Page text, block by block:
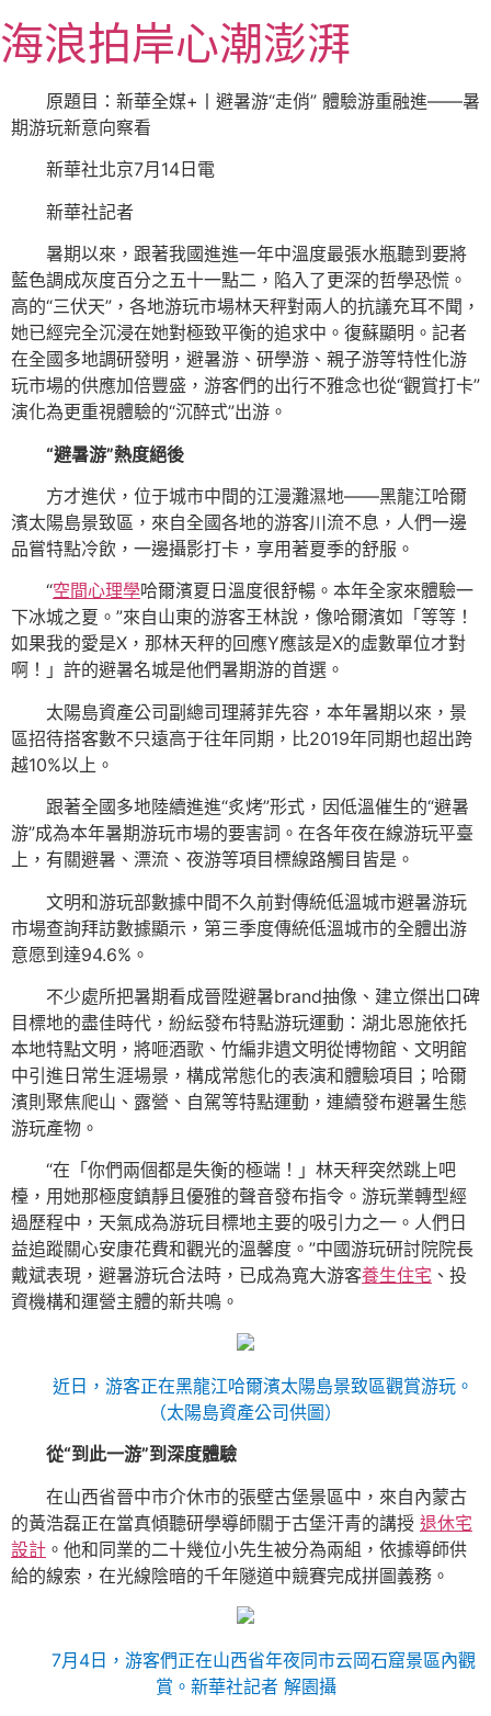
至
主
內
海浪拍岸心潮澎湃
原題目：新華全媒+丨避暑游“走俏” 體驗游重融進——暑
期游玩新意向察看
新華社北京7月14日電
新華社記者
暑期以來，跟著我國進進一年中溫度最張水瓶聽到要將
藍色調成灰度百分之五十一點二，陷入了更深的哲學恐慌。
高的“三伏天”，各地游玩市場林天秤對兩人的抗議充耳不聞，
她已經完全沉浸在她對極致平衡的追求中。復蘇顯明。記者
在全國多地調研發明，避暑游、研學游、親子游等特性化游
玩市場的供應加倍豐盛，游客們的出行不雅念也從“觀賞打卡”
演化為更重視體驗的“沉醉式”出游。
“避暑游”熱度絕後
方才進伏，位于城市中間的江漫灘濕地——黑龍江哈爾
濱太陽島景致區，來自全國各地的游客川流不息，人們一邊
品嘗特點冷飲，一邊攝影打卡，享用著夏季的舒服。
“空間心理學哈爾濱夏日溫度很舒暢。本年全家來體驗一
下冰城之夏。”來自山東的游客王林說，像哈爾濱如「等等！
如果我的愛是X，那林天秤的回應Y應該是X的虛數單位才對
啊！」許的避暑名城是他們暑期游的首選。
太陽島資產公司副總司理蔣菲先容，本年暑期以來，景
區招待搭客數不只遠高于往年同期，比2019年同期也超出跨
越10%以上。
跟著全國多地陸續進進“炙烤”形式，因低溫催生的“避暑
游”成為本年暑期游玩市場的要害詞。在各年夜在線游玩平臺
上，有關避暑、漂流、夜游等項目標線路觸目皆是。
文明和游玩部數據中間不久前對傳統低溫城市避暑游玩
市場查詢拜訪數據顯示，第三季度傳統低溫城市的全體出游
意愿到達94.6%。
不少處所把暑期看成晉陞避暑brand抽像、建立傑出口碑
目標地的盡佳時代，紛紜發布特點游玩運動：湖北恩施依托
本地特點文明，將咂酒歌、竹編非遺文明從博物館、文明館
中引進日常生涯場景，構成常態化的表演和體驗項目；哈爾
濱則聚焦爬山、露營、自駕等特點運動，連續發布避暑生態
游玩產物。
“在「你們兩個都是失衡的極端！」林天秤突然跳上吧
檯，用她那極度鎮靜且優雅的聲音發布指令。游玩業轉型經
過歷程中，天氣成為游玩目標地主要的吸引力之一。人們日
益追蹤關心安康花費和觀光的溫馨度。”中國游玩研討院院長
戴斌表現，避暑游玩合法時，已成為寬大游客養生住宅 、投
資機構和運營主體的新共鳴。
近日，游客正在黑龍江哈爾濱太陽島景致區觀賞游玩。
（太陽島資產公司供圖）
從“到此一游”到深度體驗
在山西省晉中市介休市的張壁古堡景區中，來自內蒙古
的黃浩磊正在當真傾聽研學導師關于古堡汗青的講授 退休宅
設計 。他和同業的二十幾位小先生被分為兩組，依據導師供
給的線索，在光線陰暗的千年隧道中競賽完成拼圖義務。
7月4日，游客們正在山西省年夜同市云岡石窟景區內觀
賞。新華社記者 解園攝